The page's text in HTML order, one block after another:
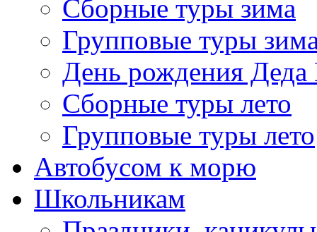
Сборные туры зима
Групповые туры
День рождения Деда
Сборные туры лето
Групповые туры лето
Автобусом к морю
Школьникам